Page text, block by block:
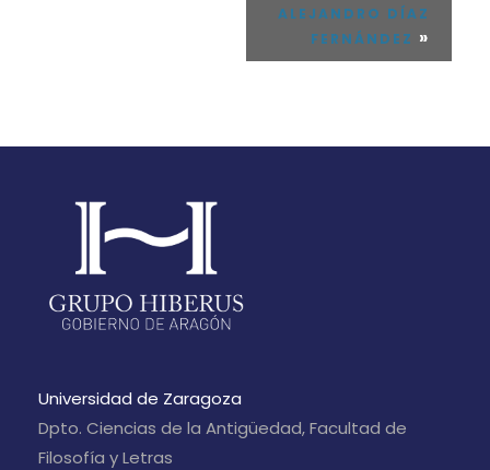
ALEJANDRO DÍAZ
FERNÁNDEZ »
Universidad de Zaragoza
Dpto. Ciencias de la Antigüedad, Facultad de
Filosofía y Letras